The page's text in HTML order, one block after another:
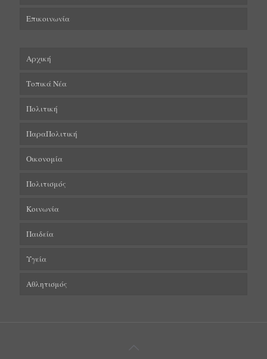
Επικοινωνία
Αρχική
Τοπικά Νέα
Πολιτική
ΠαραΠολιτική
Οικονομία
Πολιτισμός
Κοινωνία
Παιδεία
Υγεία
Αθλητισμός